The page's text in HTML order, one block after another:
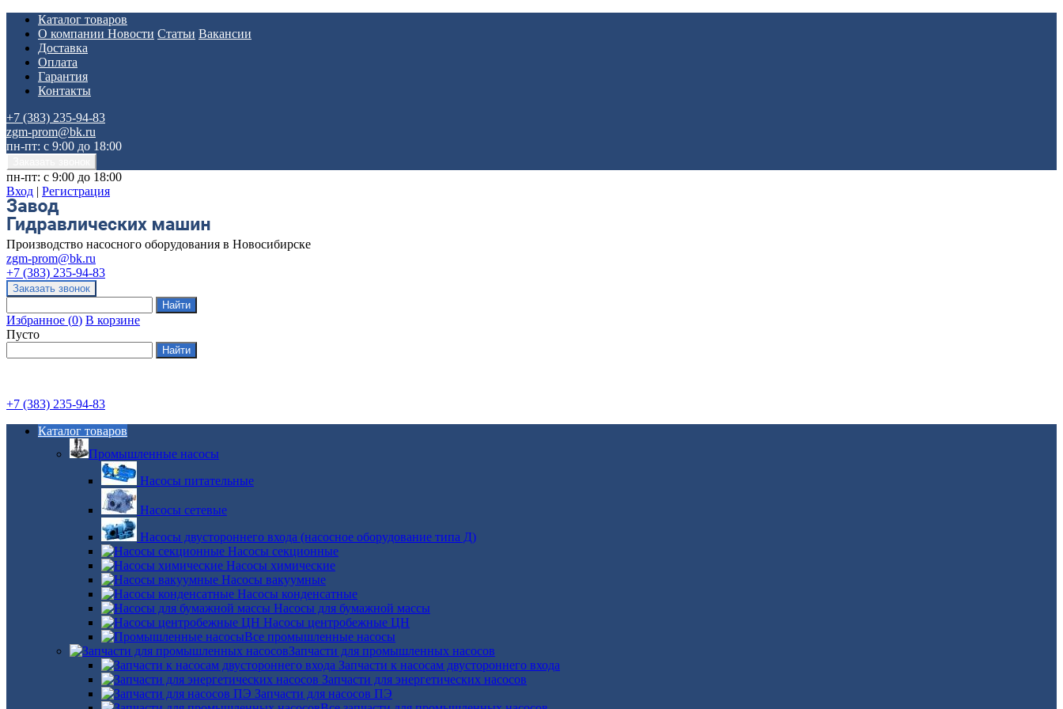
Каталог товаров
О компании Новости Статьи Вакансии
Доставка
Оплата
Гарантия
Контакты
+7 (383) 235-94-83
zgm-prom@bk.ru
пн-пт: с 9:00 до 18:00
пн-пт: с 9:00 до 18:00
Вход | Регистрация
Производство насосного оборудования в Новосибирске
zgm-prom@bk.ru
+7 (383) 235-94-83
Избранное (0) В корзине
Пусто
+7 (383) 235-94-83
Каталог товаров
Промышленные насосы
Насосы питательные
Насосы сетевые
Насосы двустороннего входа (насосное оборудование типа Д)
Насосы секционные
Насосы химические
Насосы вакуумные
Насосы конденсатные
Насосы для бумажной массы
Насосы центробежные ЦН
Все промышленные насосы
Запчасти для промышленных насосов
Запчасти к насосам двустороннего входа
Запчасти для энергетических насосов
Запчасти для насосов ПЭ